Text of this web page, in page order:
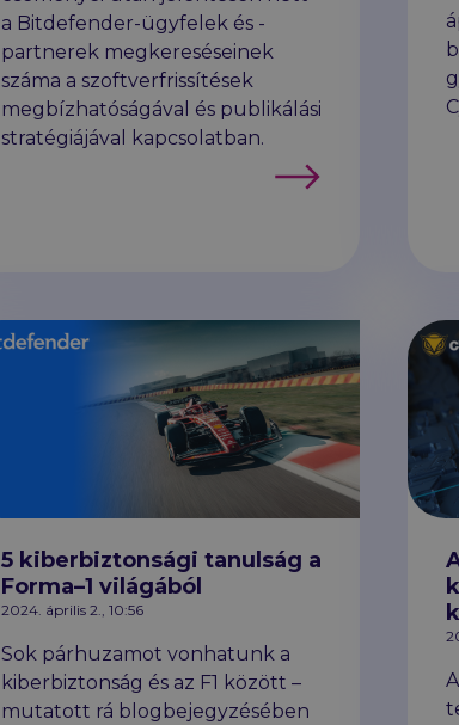
a Bitdefender-ügyfelek és -
partnerek megkereséseinek
száma a szoftverfrissítések
megbízhatóságával és publikálási
stratégiájával kapcsolatban.
Tovább
5 kiberbiztonsági tanulság a
Forma–1 világából
2024. április 2., 10:56
Sok párhuzamot vonhatunk a
kiberbiztonság és az F1 között –
mutatott rá blogbejegyzésében